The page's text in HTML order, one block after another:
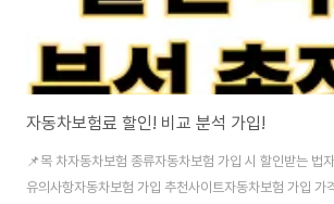
자동차보험료 할인! 비교 분석 가입!
📌목 차자동차보험 종류자동차보험 가입 시 할인받는 법
유의사항자동차보험 가입 추천사이트자동차보험 가입 가